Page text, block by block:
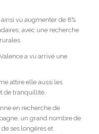
vu augmenter de 8%
avec une recherche
a vu arrivé une
attire elle aussi les
de tranquillité.
en recherche de
un grand nombre de
ses longères et